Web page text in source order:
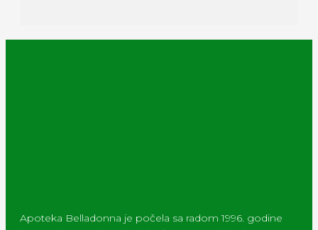
Apoteka Belladonna je počela sa radom 1996. godine